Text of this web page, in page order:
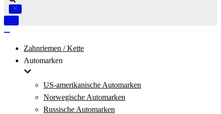
Navigation
Zahnriemen / Kette
Automarken
US-amerikanische Automarken
Norwegische Automarken
Russische Automarken